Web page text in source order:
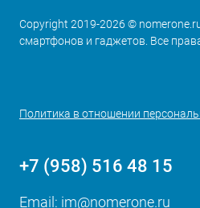
Copyright 2019-2026 ©
смартфонов и гаджетов. Все
Политика в отношении
+7 (958) 516 48 15
Email: im@nomerone.ru